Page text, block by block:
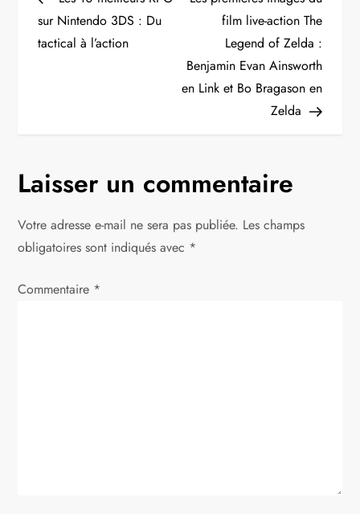
a
v
a
i
o
sur Nintendo 3DS : Du
tactical à l’action
film live-action The
Legend of Zelda :
Benjamin Evan Ainsworth
en Link et Bo Bragason en
Zelda
Laisser un commentaire
Votre adresse e-mail ne sera pas publiée. Les champs
obligatoires sont indiqués avec *
Commentaire *